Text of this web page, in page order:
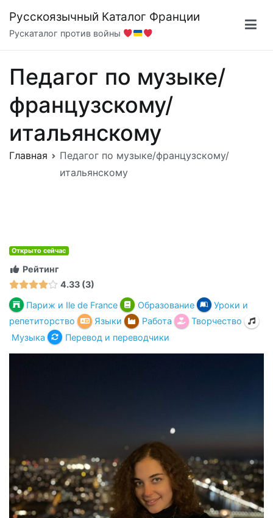
содержимому
Русскоязычный Каталог Франции
Рускаталог против войны
Педагог по музыке/
французскому/
итальянскому
Главная
Педагог по музыке/французскому/
итальянскому
Открыто сейчас
Рейтинг
4.33 3
Париж и Ile de France
Образование
Уроки и
репетиторство
Языки Работа
Творчество
Музыка
Перевод и переводчики